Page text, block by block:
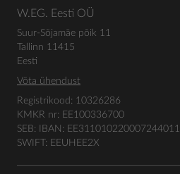
W.EG. Eesti OÜ
Suur-Sõjamäe põik 11
Tallinn 11415
Eesti
Võta ühendust
Registrikood: 10326286
KMKR nr: EE100336700
SEB: IBAN: EE311010220007244011
SWIFT: EEUHEE2X